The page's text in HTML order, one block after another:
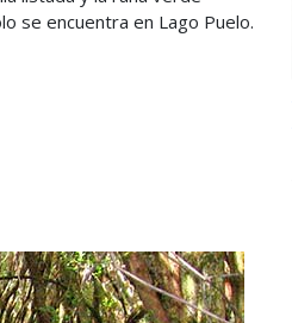
se encuentra en Lago Puelo.